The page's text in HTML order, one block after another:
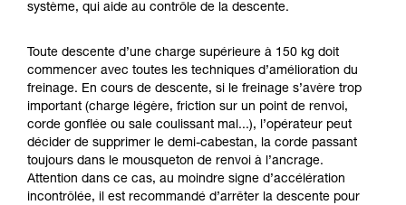
système, qui aide au contrôle de la descente.
Toute descente d’une charge supérieure à 150 kg doit
commencer avec toutes les techniques d’amélioration du
freinage. En cours de descente, si le freinage s’avère trop
important (charge légère, friction sur un point de renvoi,
corde gonflée ou sale coulissant mal...), l’opérateur peut
décider de supprimer le demi-cabestan, la corde passant
toujours dans le mousqueton de renvoi à l’ancrage.
Attention dans ce cas, au moindre signe d’accélération
incontrôlée, il est recommandé d’arrêter la descente pour